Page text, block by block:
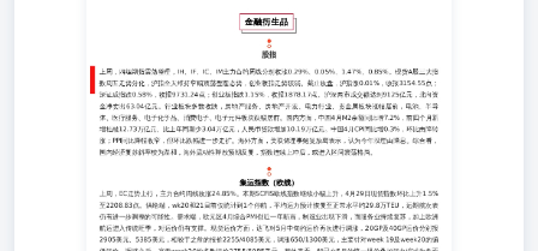
增加10.19万亿元。中国4月CPI同比增0.3%，环比由降转
涨；PPI同比降幅收窄，但环比跌幅进一步走扩。海外方
面，美联储理事鲍曼放鹰表示，认为今年没理由降息。欧洲
央行4月会议纪要显示，做好了6月降息的准备。今日重点关
注日本货币存量M2、M3数据。 金融衍生品 股指 上周，四
组期指震荡整理，IH、IF、IC、IM主力合约周线分别收涨
0.29%、0.05%、1.47%、0.85%。现货A股三大指数周五走
势分化，沪指全天维持窄幅震荡整理态势，创业板指走势较
弱。截止收盘，沪指涨0.01%，收报3154.55点；深证成指跌
0.58%，收报9731.24点；创业板指跌1.15%，收报1878.17